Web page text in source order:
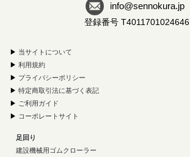
info@sennokura.jp
登録番号 T4011701024646
▶ 当サイトについて
▶ 利用規約
▶ プライバシーポリシー
▶ 特定商取引法に基づく表記
▶ ご利用ガイド
▶ コーポレートサイト
足回り
建設機械用ゴムクローラー